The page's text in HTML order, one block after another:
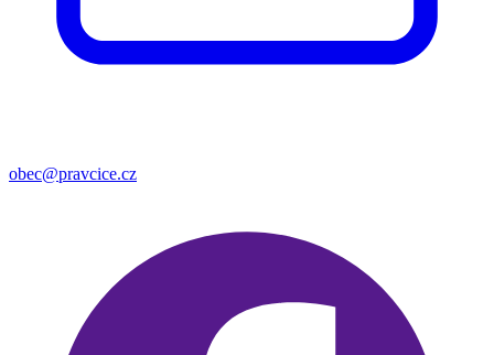
obec@pravcice.cz